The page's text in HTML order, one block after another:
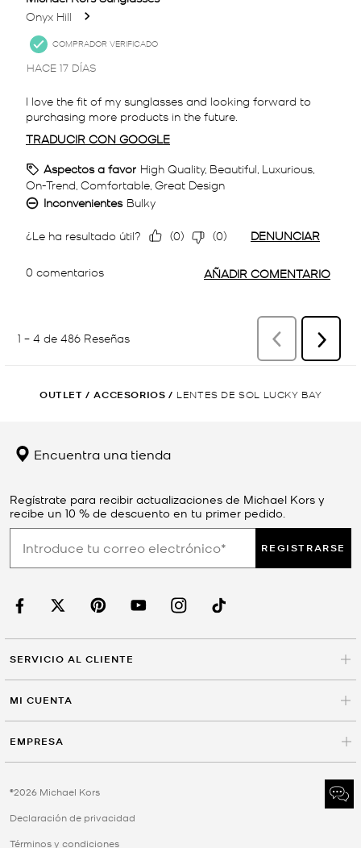
OUTLET / ACCESORIOS / LENTES DE SOL LUCKY BAY
Encuentra una tienda
Regístrate para recibir actualizaciones de Michael Kors y
recibe un 10 % de descuento en tu primer pedido.
REGISTRARSE
SERVICIO AL CLIENTE
MI CUENTA
EMPRESA
©2026 Michael Kors
Declaración de privacidad
Términos y condiciones